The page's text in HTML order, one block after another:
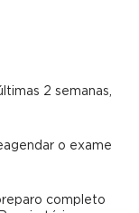
2 semanas,
o exame
completo